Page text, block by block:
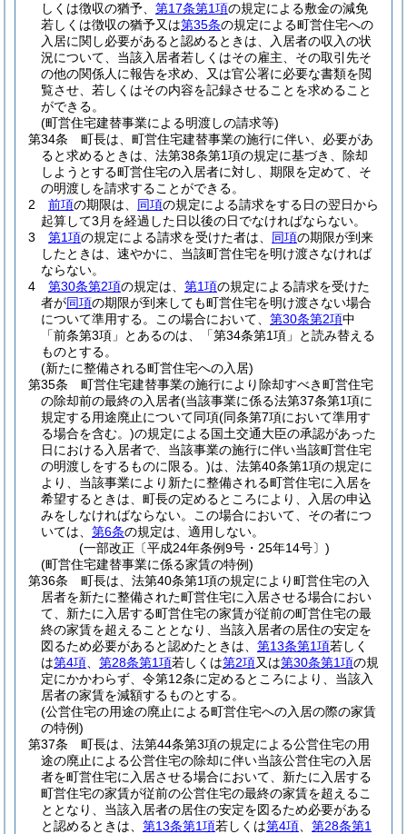
しくは徴収の猶予、 第17条第1項の規定による敷金の減免
若しくは徴収の猶予又は第35条の規定による町営住宅への
入居に関し必要があると認めるときは、入居者の収入の状
況について、当該入居者若しくはその雇主、その取引先そ
の他の関係人に報告を求め、又は官公署に必要な書類を閲
覧させ、若しくはその内容を記録させることを求めること
ができる。
(町営住宅建替事業による明渡しの請求等)
第34条
町長は、町営住宅建替事業の施行に伴い、必要があ
ると求めるときは、法第38条第1項の規定に基づき、除却
しようとする町営住宅の入居者に対し、期限を定めて、そ
の明渡しを請求することができる。
2
前項の期限は、 同項の規定による請求をする日の翌日から
起算して3月を経過した日以後の日でなければならない。
3
第1項の規定による請求を受けた者は、 同項の期限が到来
したときは、速やかに、当該町営住宅を明け渡さなければ
ならない。
4
第30条第2項の規定は、 第1項の規定による請求を受けた
者が同項の期限が到来しても町営住宅を明け渡さない場合
について準用する。
この場合において、 第30条第2項中
「前条第3項」とあるのは、「第34条第1項」と読み替える
ものとする。
(新たに整備される町営住宅への入居)
第35条
町営住宅建替事業の施行により除却すべき町営住宅
の除却前の最終の入居者(当該事業に係る法第37条第1項に
規定する用途廃止について同項(同条第7項において準用す
る場合を含む。)の規定による国土交通大臣の承認があった
日における入居者で、当該事業の施行に伴い当該町営住宅
の明渡しをするものに限る。)は、法第40条第1項の規定に
より、当該事業により新たに整備される町営住宅に入居を
希望するときは、町長の定めるところにより、入居の申込
みをしなければならない。
この場合において、その者につ
いては、 第6条の規定は、適用しない。
(一部改正〔平成24年条例9号・25年14号〕)
(町営住宅建替事業に係る家賃の特例)
第36条
町長は、法第40条第1項の規定により町営住宅の入
居者を新たに整備された町営住宅に入居させる場合におい
て、新たに入居する町営住宅の家賃が従前の町営住宅の最
終の家賃を超えることとなり、当該入居者の居住の安定を
図るため必要があると認めたときは、 第13条第1項若しく
は第4項 第28条第1項若しくは第2項又は第30条第1項の規
定にかかわらず、令第12条に定めるところにより、当該入
居者の家賃を減額するものとする。
(公営住宅の用途の廃止による町営住宅への入居の際の家賃
の特例)
第37条
町長は、法第44条第3項の規定による公営住宅の用
途の廃止による公営住宅の除却に伴い当該公営住宅の入居
者を町営住宅に入居させる場合において、新たに入居する
町営住宅の家賃が従前の公営住宅の最終の家賃を超えるこ
ととなり、当該入居者の居住の安定を図るため必要がある
と認めるときは、 第13条第1項若しくは第4項
第28条第1